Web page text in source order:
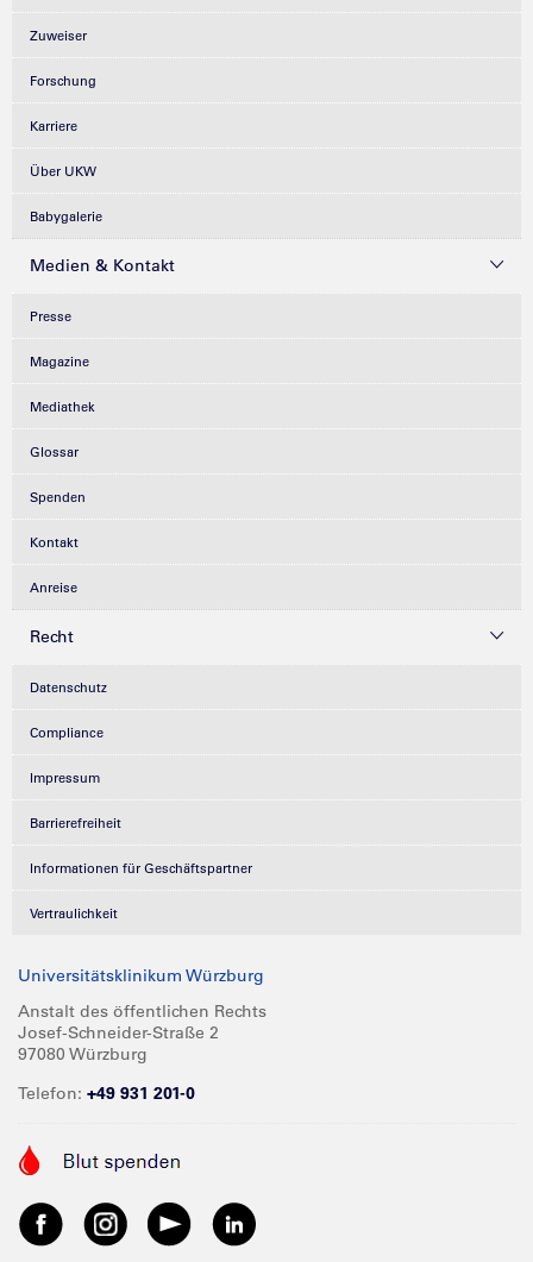
Zuweiser
Forschung
Karriere
Über UKW
Babygalerie
Medien & Kontakt
Presse
Magazine
Mediathek
Glossar
Spenden
Kontakt
Anreise
Recht
Datenschutz
Compliance
Impressum
Barrierefreiheit
Informationen für Geschäftspartner
Vertraulichkeit
Universitätsklinikum Würzburg
Anstalt des öffentlichen Rechts
Josef-Schneider-Straße 2
97080 Würzburg
Telefon: +49 931 201-0